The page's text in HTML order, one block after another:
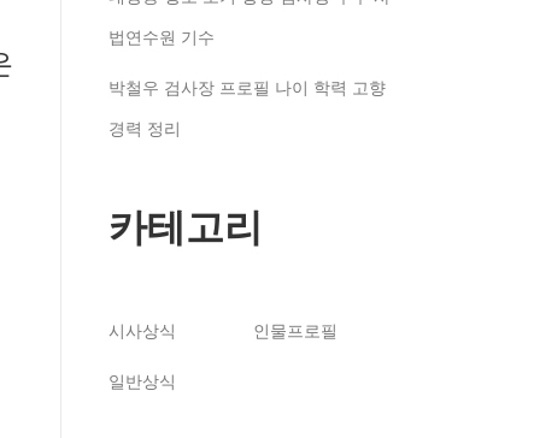
법연수원 기수
박철우 검사장 프로필 나이 학력 고향
경력 정리
카테고리
시사상식 인물프로필
일반상식